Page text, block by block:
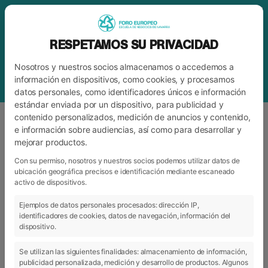
BLOGFORO
ARCHIVO CATEGORÍAS
RESPETAMOS SU PRIVACIDAD
Nosotros y nuestros socios almacenamos o accedemos a
información en dispositivos, como cookies, y procesamos
datos personales, como identificadores únicos e información
estándar enviada por un dispositivo, para publicidad y
contenido personalizados, medición de anuncios y contenido,
e información sobre audiencias, así como para desarrollar y
mejorar productos.
Con su permiso, nosotros y nuestros socios podemos utilizar datos de
ubicación geográfica precisos e identificación mediante escaneado
activo de dispositivos.
Ejemplos de datos personales procesados: dirección IP,
identificadores de cookies, datos de navegación, información del
dispositivo.
Se utilizan las siguientes finalidades: almacenamiento de información,
publicidad personalizada, medición y desarrollo de productos. Algunos